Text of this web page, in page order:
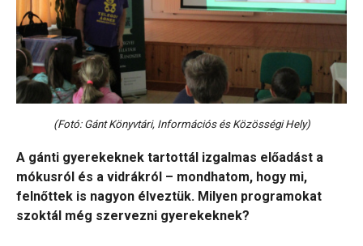
(Fotó: Gánt Könyvtári, Információs és Közösségi Hely)
A gánti gyerekeknek tartottál izgalmas előadást a
mókusról és a vidrákról – mondhatom, hogy mi,
felnőttek is nagyon élveztük. Milyen programokat
szoktál még szervezni gyerekeknek?